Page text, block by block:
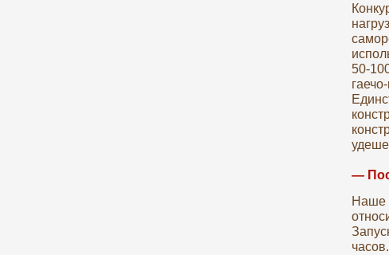
50-
—
Наше
часов.